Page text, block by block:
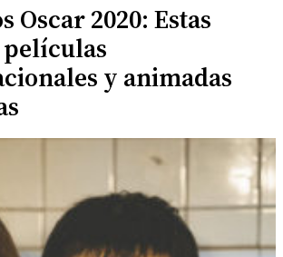
Oscar 2020: Estas
películas
y animadas